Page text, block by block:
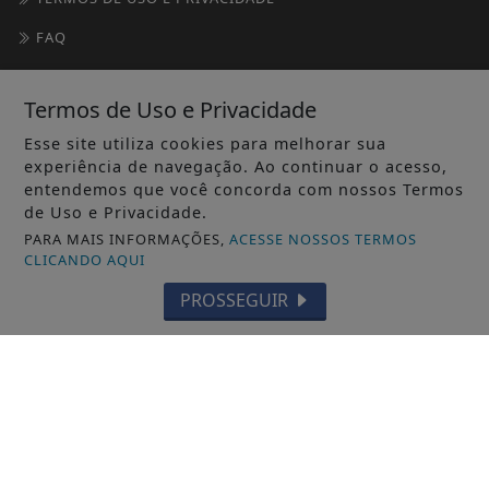
FAQ
CONTATO
SEU SITE - TODOS OS DIREITOS RESERVADOS.
Termos de Uso e Privacidade
Esse site utiliza cookies para melhorar sua
experiência de navegação. Ao continuar o acesso,
entendemos que você concorda com nossos Termos
de Uso e Privacidade.
PARA MAIS INFORMAÇÕES,ACESSE NOSSOS TERMOS
CLICANDO AQUI
PROSSEGUIR